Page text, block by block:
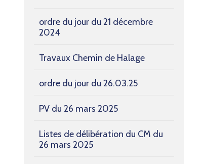
ordre du jour du 21 décembre
2024
Travaux Chemin de Halage
ordre du jour du 26.03.25
PV du 26 mars 2025
Listes de délibération du CM du
26 mars 2025